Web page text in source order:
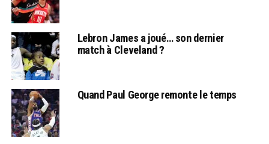
Lebron James a joué… son dernier
match à Cleveland ?
Quand Paul George remonte le temps